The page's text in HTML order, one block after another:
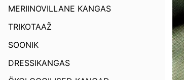
MERIINOVILLANE KANGAS
TRIKOTAAŽ
SOONIK
DRESSIKANGAS